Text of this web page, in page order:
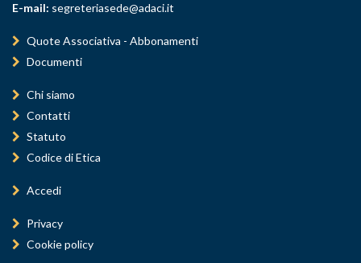
E-mail: segreteriasede@adaci.it
Quote Associativa - Abbonamenti
Documenti
Chi siamo
Contatti
Statuto
Codice di Etica
Accedi
Privacy
Cookie policy